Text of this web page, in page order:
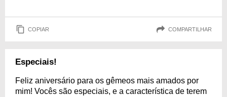
COPIAR COMPARTILHAR
Especiais!
Feliz aniversário para os gêmeos mais amados por
mim! Vocês são especiais, e a característica de terem